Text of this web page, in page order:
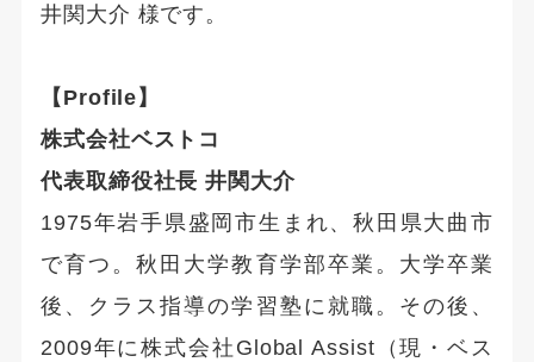
井関大介 様です。
【Profile】
株式会社ベストコ
代表取締役社長 井関大介
1975年岩手県盛岡市生まれ、秋田県大曲市
で育つ。秋田大学教育学部卒業。大学卒業
後、クラス指導の学習塾に就職。その後、
2009年に株式会社Global Assist（現・ベス